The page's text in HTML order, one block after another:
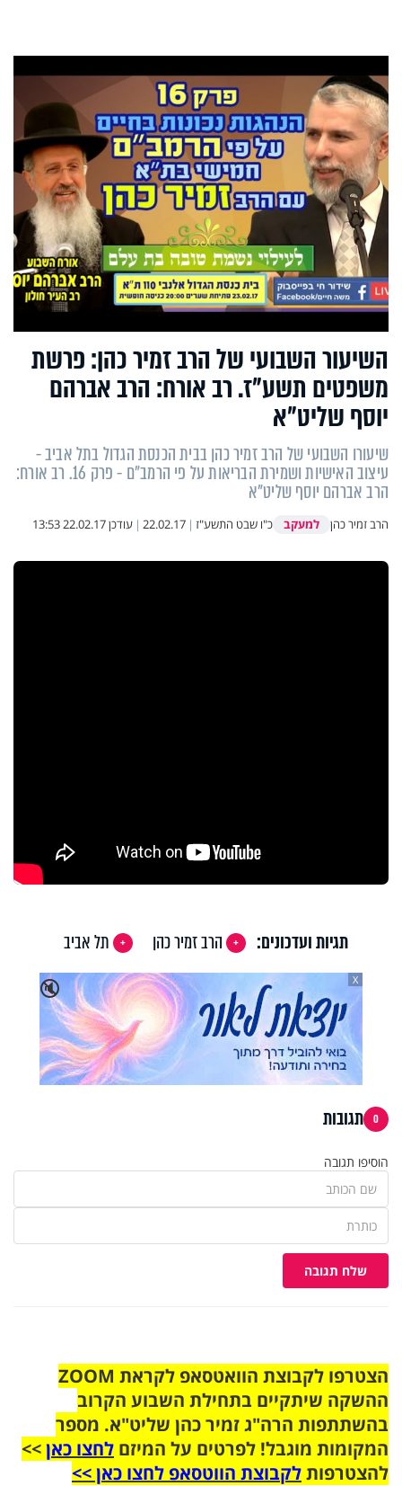
השיעור השבועי של הרב זמיר כהן: פרשת
משפטים תשע"ז. רב אורח: הרב אברהם
יוסף שליט”א
שיעורו השבועי של הרב זמיר כהן בבית הכנסת הגדול בתל אביב -
עיצוב האישיות ושמירת הבריאות על פי הרמב״ם - פרק 16. רב אורח:
הרב אברהם יוסף שליט”א
הרב זמיר כהן למעקב כ"ו שבט התשע"ז |
22.02.17
| עודכן22.02.17 13:53
תגיות ועדכונים: הרב זמיר כהן
תל אביב
🔇
X
0 תגובות
הוסיפו תגובה
שלח תגובה
הצטרפו לקבוצת הוואטסאפ לקראת ZOOM
ההשקה שיתקיים בתחילת השבוע הקרוב
בהשתתפות הרה"ג זמיר כהן שליט"א. מספר
המקומות מוגבל! לפרטים על המיזם לחצו כאן>>
להצטרפותלקבוצת הווטסאפ לחצו כאן >>